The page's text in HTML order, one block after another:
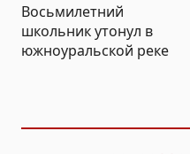
Восьмилетний
школьник утонул в
южноуральской реке